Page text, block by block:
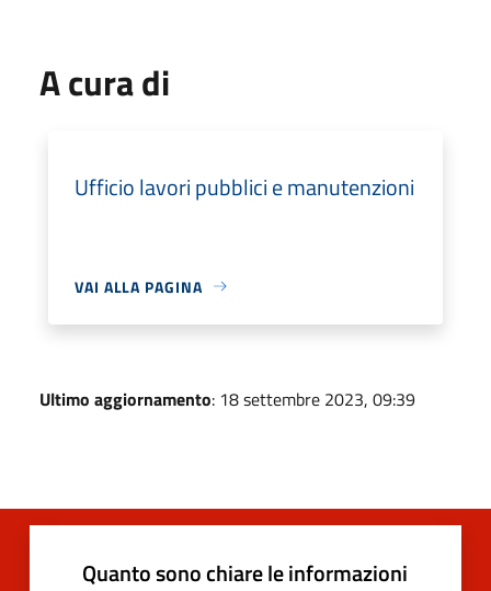
A cura di
Ufficio lavori pubblici e manutenzioni
VAI ALLA PAGINA
Ultimo aggiornamento: 18 settembre 2023, 09:39
Quanto sono chiare le informazioni